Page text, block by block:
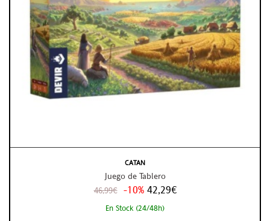
CATAN
Juego de Tablero
46,99€ -10% 42,29€
En Stock (24/48h)